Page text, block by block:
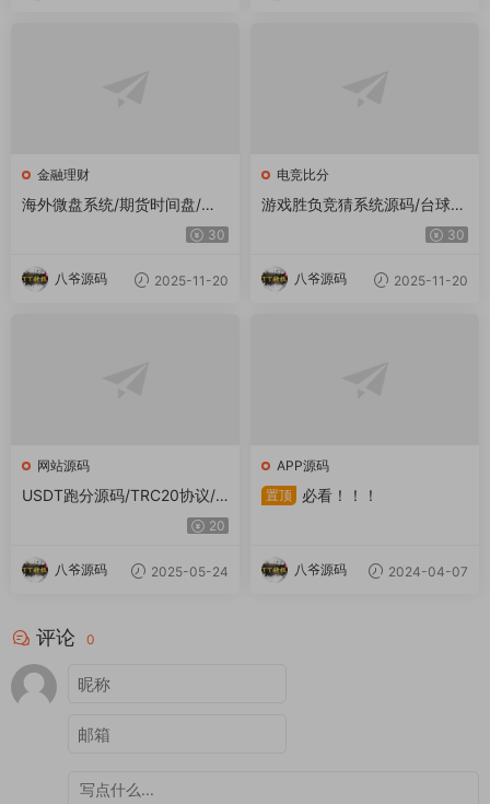
金融理财
海外微盘系统/期货时间盘/多
30
八爷源码 2025-11-20
电竞比分
游戏胜负竞猜系统源码/台球有
奖竞猜/自定义赛事/冠军优胜
猜游戏胜负竞猜系统源码/台球
有奖竞猜/自定义赛事/冠军优
胜猜
30
八爷源码 2025-11-20
网站源码
USDT跑分源码/TRC20协议/E
RC20协议监听自动回调/usdt
支付系统源码(带三级分销)
20
八爷源码 2025-05-24
APP源码
置顶
必看！！！
八爷源码 2024-04-07
评论 0